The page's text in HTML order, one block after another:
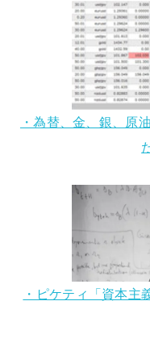
・為替、金、銀、原
・ピケティ「資本主